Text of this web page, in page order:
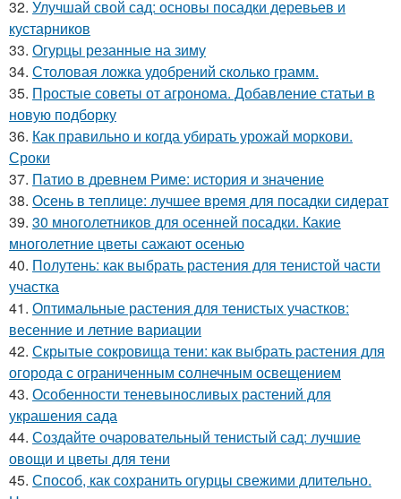
32. Улучшай свой сад: основы посадки деревьев и
кустарников
33. Огурцы резанные на зиму
34. Столовая ложка удобрений сколько грамм.
35. Простые советы от агронома. Добавление статьи в
новую подборку
36. Как правильно и когда убирать урожай моркови.
Сроки
37. Патио в древнем Риме: история и значение
38. Осень в теплице: лучшее время для посадки сидерат
39. 30 многолетников для осенней посадки. Какие
многолетние цветы сажают осенью
40. Полутень: как выбрать растения для тенистой части
участка
41. Оптимальные растения для тенистых участков:
весенние и летние вариации
42. Скрытые сокровища тени: как выбрать растения для
огорода с ограниченным солнечным освещением
43. Особенности теневыносливых растений для
украшения сада
44. Создайте очаровательный тенистый сад: лучшие
овощи и цветы для тени
45. Способ, как сохранить огурцы свежими длительно.